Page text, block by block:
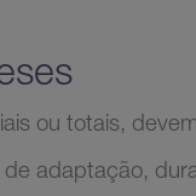
ou totais,
adaptação,